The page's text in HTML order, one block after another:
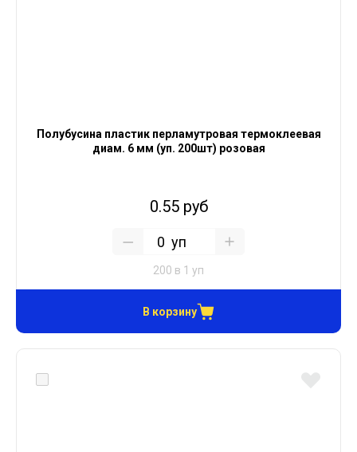
Полубусина пластик перламутровая термоклеевая
диам. 6 мм (уп. 200шт) розовая
0.55 руб
уп
200 в 1 уп
В корзину